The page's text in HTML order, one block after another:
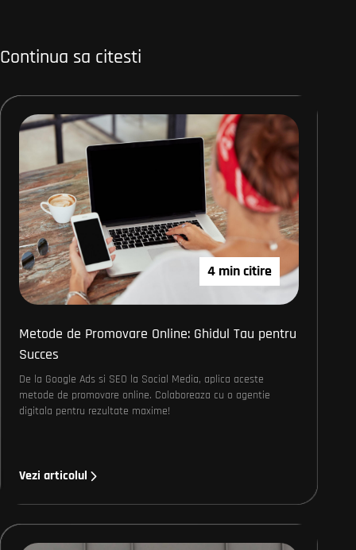
Continua sa citesti
4 min citire
Metode de Promovare Online: Ghidul Tau pentru
Succes
De la Google Ads si SEO la Social Media, aplica aceste
metode de promovare online. Colaboreaza cu o agentie
digitala pentru rezultate maxime!
Vezi articolul